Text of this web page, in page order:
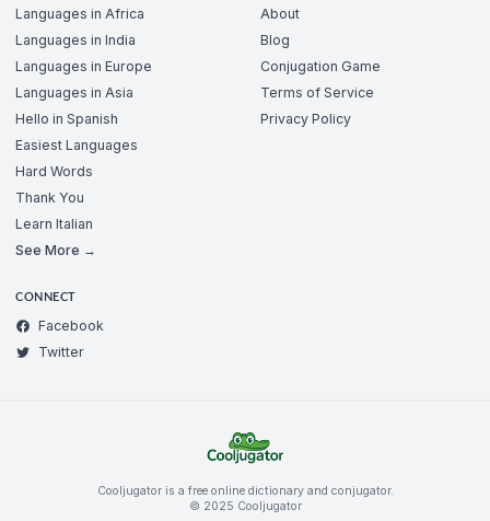
Languages in Africa
Languages in India
Languages in Europe
Languages in Asia
Hello in Spanish
Easiest Languages
Hard Words
Thank You
Learn Italian
See More →
About
Blog
Conjugation Game
Terms of Service
Privacy Policy
CONNECT
Facebook
Twitter
Cooljugator is a free online dictionary and conjugator.
© 2025 Cooljugator